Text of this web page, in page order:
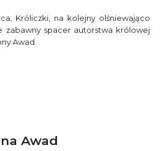
Króliczki, na kolejny olśniewająco
zabawny spacer autorstwa królowej
Awad.
Awad